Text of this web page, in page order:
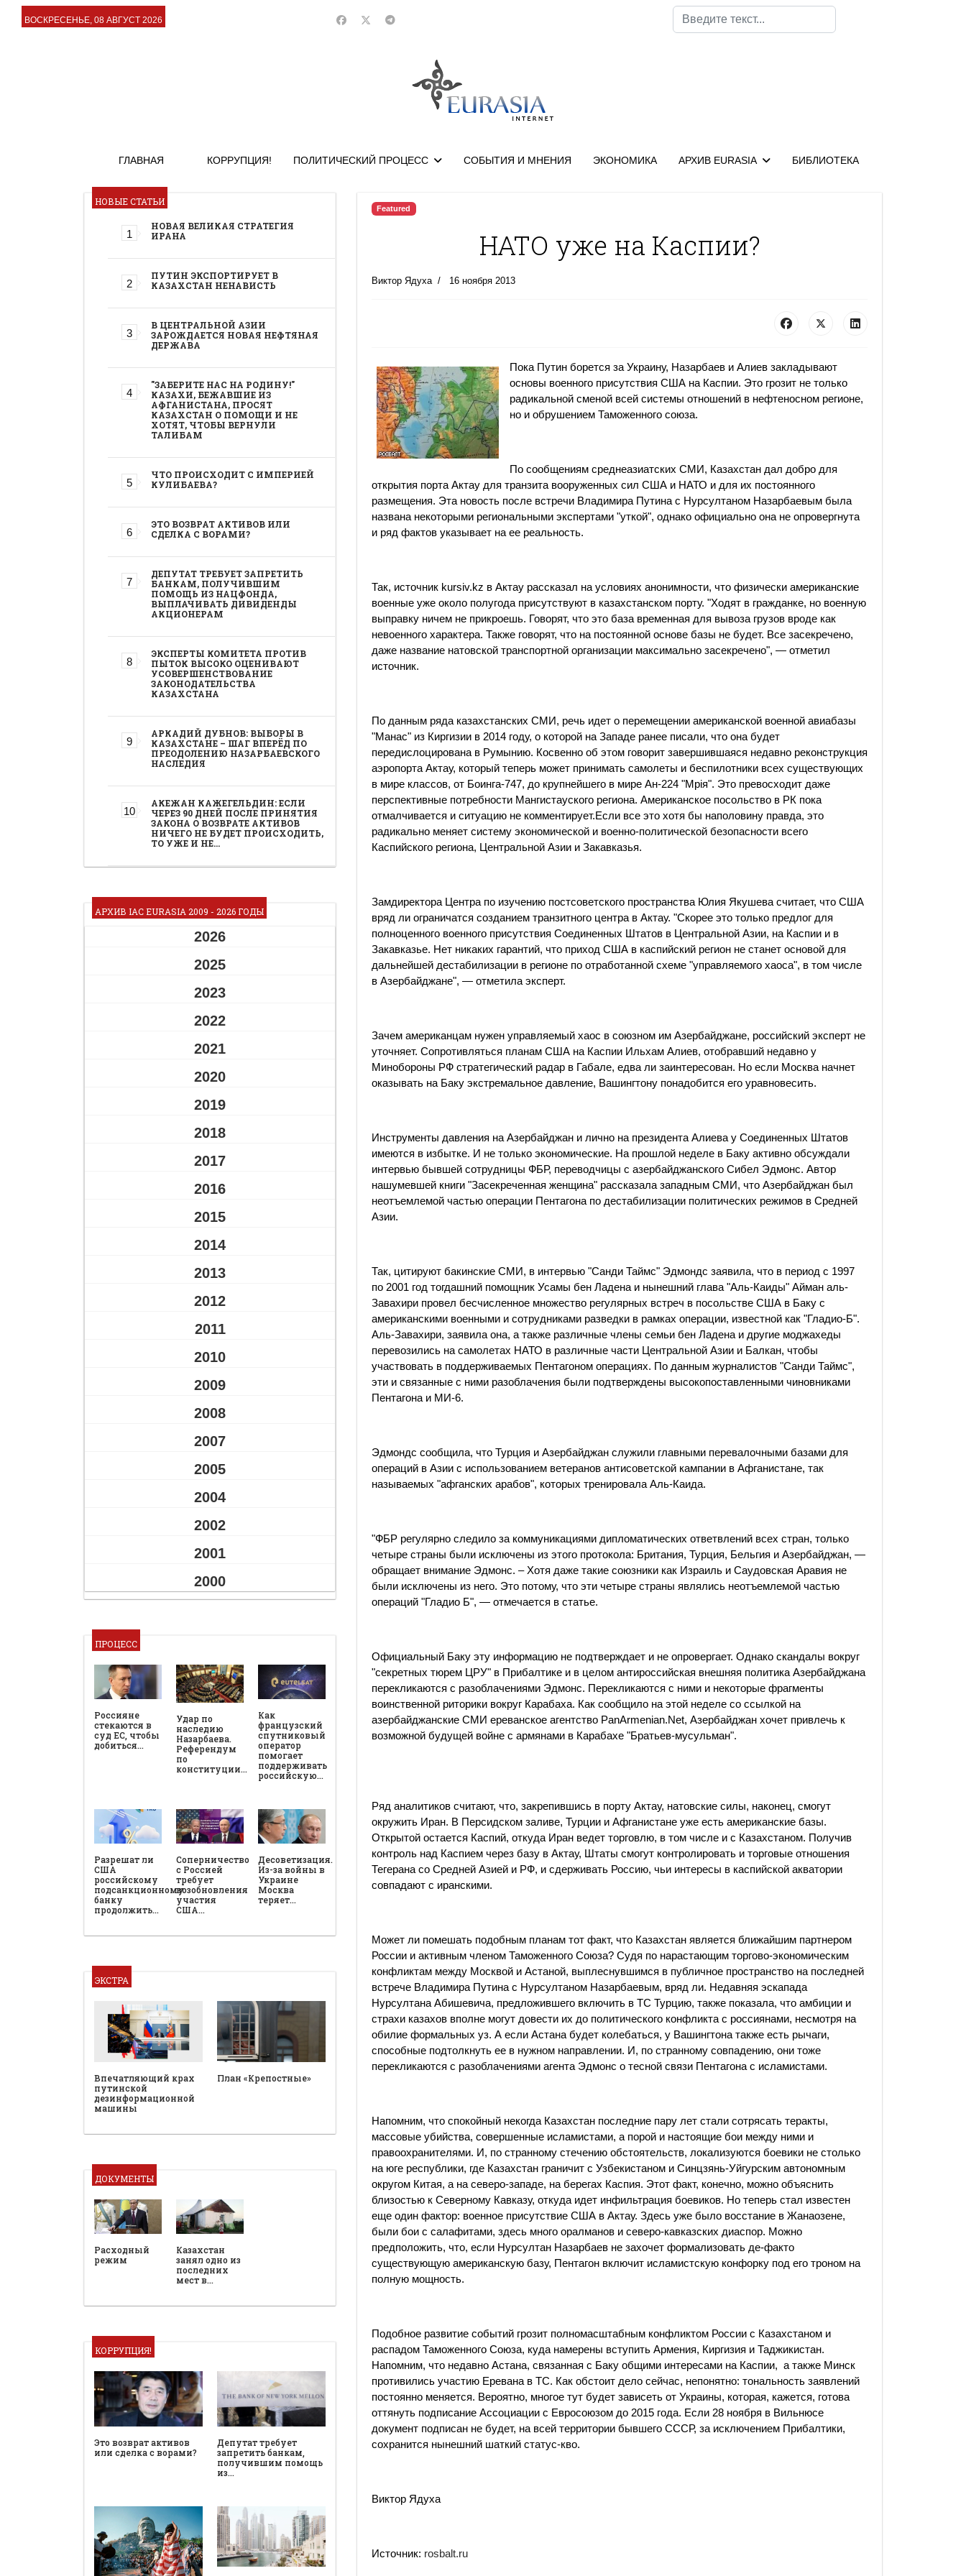
ВОСКРЕСЕНЬЕ, 08 АВГУСТ 2026
Поиск
ГЛАВНАЯ КОРРУПЦИЯ! ПОЛИТИЧЕСКИЙ ПРОЦЕСС СОБЫТИЯ И МНЕНИЯ ЭКОНОМИКА АРХИВ EURASIA БИБЛИОТЕКА
НОВЫЕ СТАТЬИ
НОВАЯ ВЕЛИКАЯ СТРАТЕГИЯ
ИРАНА
ПУТИН ЭКСПОРТИРУЕТ В
КАЗАХСТАН НЕНАВИСТЬ
В ЦЕНТРАЛЬНОЙ АЗИИ
ЗАРОЖДАЕТСЯ НОВАЯ НЕФТЯНАЯ
ДЕРЖАВА
"ЗАБЕРИТЕ НАС НА РОДИНУ!"
КАЗАХИ, БЕЖАВШИЕ ИЗ
АФГАНИСТАНА, ПРОСЯТ
КАЗАХСТАН О ПОМОЩИ И НЕ
ХОТЯТ, ЧТОБЫ ВЕРНУЛИ
ТАЛИБАМ
ЧТО ПРОИСХОДИТ С ИМПЕРИЕЙ
КУЛИБАЕВА?
ЭТО ВОЗВРАТ АКТИВОВ ИЛИ
СДЕЛКА С ВОРАМИ?
ДЕПУТАТ ТРЕБУЕТ ЗАПРЕТИТЬ
БАНКАМ, ПОЛУЧИВШИМ
ПОМОЩЬ ИЗ НАЦФОНДА,
ВЫПЛАЧИВАТЬ ДИВИДЕНДЫ
АКЦИОНЕРАМ
ЭКСПЕРТЫ КОМИТЕТА ПРОТИВ
ПЫТОК ВЫСОКО ОЦЕНИВАЮТ
УСОВЕРШЕНСТВОВАНИЕ
ЗАКОНОДАТЕЛЬСТВА
КАЗАХСТАНА
АРКАДИЙ ДУБНОВ: ВЫБОРЫ В
КАЗАХСТАНЕ – ШАГ ВПЕРЁД ПО
ПРЕОДОЛЕНИЮ НАЗАРБАЕВСКОГО
НАСЛЕДИЯ
АКЕЖАН КАЖЕГЕЛЬДИН: ЕСЛИ
ЧЕРЕЗ 90 ДНЕЙ ПОСЛЕ ПРИНЯТИЯ
ЗАКОНА О ВОЗВРАТЕ АКТИВОВ
НИЧЕГО НЕ БУДЕТ ПРОИСХОДИТЬ,
ТО УЖЕ И НЕ…
АРХИВ IAC EURASIA 2009 - 2026 ГОДЫ
2026
2025
2023
2022
2021
2020
2019
2018
2017
2016
2015
2014
2013
2012
2011
2010
2009
2008
2007
2005
2004
2002
2001
2000
ПРОЦЕСС
Россияне
стекаются в
суд ЕС, чтобы
добиться…
Удар по
наследию
Назарбаева.
Референдум
по
конституции…
Как
французский
спутниковый
оператор
помогает
поддерживать
российскую…
Разрешат ли
США
российскому
подсанкционному
банку
продолжить…
Соперничество
с Россией
требует
возобновления
участия
США…
Десоветизация.
Из-за войны в
Украине
Москва
теряет…
ЭКСТРА
Впечатляющий крах
путинской
дезинформационной
машины
План «Крепостные»
ДОКУМЕНТЫ
Расходный
режим
Казахстан
занял одно из
последних
мест в…
КОРРУПЦИЯ!
Это возврат активов
или сделка с ворами?
Депутат требует
запретить банкам,
получившим помощь
из…
Featured
НАТО уже на Каспии?
Виктор Ядуха 16 ноября 2013
Пока Путин борется за Украину, Назарбаев и Алиев закладывают
основы военного присутствия США на Каспии. Это грозит не только
радикальной сменой всей системы отношений в нефтеносном регионе,
но и обрушением Таможенного союза.
По сообщениям среднеазиатских СМИ, Казахстан дал добро для
открытия порта Актау для транзита вооруженных сил США и НАТО и для их постоянного
размещения. Эта новость после встречи Владимира Путина с Нурсултаном Назарбаевым была
названа некоторыми региональными экспертами "уткой", однако официально она не опровергнута
и ряд фактов указывает на ее реальность.
Так, источник kursiv.kz в Актау рассказал на условиях анонимности, что физически американские
военные уже около полугода присутствуют в казахстанском порту. "Ходят в гражданке, но военную
выправку ничем не прикроешь. Говорят, что это база временная для вывоза грузов вроде как
невоенного характера. Также говорят, что на постоянной основе базы не будет. Все засекречено,
даже название натовской транспортной организации максимально засекречено", — отметил
источник.
По данным ряда казахстанских СМИ, речь идет о перемещении американской военной авиабазы
"Манас" из Киргизии в 2014 году, о которой на Западе ранее писали, что она будет
передислоцирована в Румынию. Косвенно об этом говорит завершившаяся недавно реконструкция
аэропорта Актау, который теперь может принимать самолеты и беспилотники всех существующих
в мире классов, от Боинга-747, до крупнейшего в мире Ан-224 "Мрiя". Это превосходит даже
перспективные потребности Мангистауского региона. Американское посольство в РК пока
отмалчивается и ситуацию не комментирует.Если все это хотя бы наполовину правда, это
радикально меняет систему экономической и военно-политической безопасности всего
Каспийского региона, Центральной Азии и Закавказья.
Замдиректора Центра по изучению постсоветского пространства Юлия Якушева считает, что США
вряд ли ограничатся созданием транзитного центра в Актау. "Скорее это только предлог для
полноценного военного присутствия Соединенных Штатов в Центральной Азии, на Каспии и в
Закавказье. Нет никаких гарантий, что приход США в каспийский регион не станет основой для
дальнейшей дестабилизации в регионе по отработанной схеме "управляемого хаоса", в том числе
в Азербайджане", — отметила эксперт.
Зачем американцам нужен управляемый хаос в союзном им Азербайджане, российский эксперт не
уточняет. Сопротивляться планам США на Каспии Ильхам Алиев, отобравший недавно у
Минобороны РФ стратегический радар в Габале, едва ли заинтересован. Но если Москва начнет
оказывать на Баку экстремальное давление, Вашингтону понадобится его уравновесить.
Инструменты давления на Азербайджан и лично на президента Алиева у Соединенных Штатов
имеются в избытке. И не только экономические. На прошлой неделе в Баку активно обсуждали
интервью бывшей сотрудницы ФБР, переводчицы с азербайджанского Сибел Эдмонс. Автор
нашумевшей книги "Засекреченная женщина" рассказала западным СМИ, что Азербайджан был
неотъемлемой частью операции Пентагона по дестабилизации политических режимов в Средней
Азии.
Так, цитируют бакинские СМИ, в интервью "Санди Таймс" Эдмондс заявила, что в период с 1997
по 2001 год тогдашний помощник Усамы бен Ладена и нынешний глава "Аль-Каиды" Айман аль-
Завахири провел бесчисленное множество регулярных встреч в посольстве США в Баку с
американскими военными и сотрудниками разведки в рамках операции, известной как "Гладио-Б".
Аль-Завахири, заявила она, а также различные члены семьи бен Ладена и другие моджахеды
перевозились на самолетах НАТО в различные части Центральной Азии и Балкан, чтобы
участвовать в поддерживаемых Пентагоном операциях. По данным журналистов "Санди Таймс",
эти и связанные с ними разоблачения были подтверждены высокопоставленными чиновниками
Пентагона и МИ-6.
Эдмондс сообщила, что Турция и Азербайджан служили главными перевалочными базами для
операций в Азии с использованием ветеранов антисоветской кампании в Афганистане, так
называемых "афганских арабов", которых тренировала Аль-Каида.
"ФБР регулярно следило за коммуникациями дипломатических ответвлений всех стран, только
четыре страны были исключены из этого протокола: Британия, Турция, Бельгия и Азербайджан, —
обращает внимание Эдмонс. – Хотя даже такие союзники как Израиль и Саудовская Аравия не
были исключены из него. Это потому, что эти четыре страны являлись неотъемлемой частью
операций "Гладио Б", — отмечается в статье.
Официальный Баку эту информацию не подтверждает и не опровергает. Однако скандалы вокруг
"секретных тюрем ЦРУ" в Прибалтике и в целом антироссийская внешняя политика Азербайджана
перекликаются с разоблачениями Эдмонс. Перекликаются с ними и некоторые фрагменты
воинственной риторики вокруг Карабаха. Как сообщило на этой неделе со ссылкой на
азербайджанские СМИ ереванское агентство PanArmenian.Net, Азербайджан хочет привлечь к
возможной будущей войне с армянами в Карабахе "Братьев-мусульман".
Ряд аналитиков считают, что, закрепившись в порту Актау, натовские силы, наконец, смогут
окружить Иран. В Персидском заливе, Турции и Афганистане уже есть американские базы.
Открытой остается Каспий, откуда Иран ведет торговлю, в том числе и с Казахстаном. Получив
контроль над Каспием через базу в Актау, Штаты смогут контролировать и торговые отношения
Тегерана со Средней Азией и РФ, и сдерживать Россию, чьи интересы в каспийской акватории
совпадают с иранскими.
Может ли помешать подобным планам тот факт, что Казахстан является ближайшим партнером
России и активным членом Таможенного Союза? Судя по нарастающим торгово-экономическим
конфликтам между Москвой и Астаной, выплеснувшимся в публичное пространство на последней
встрече Владимира Путина с Нурсултаном Назарбаевым, вряд ли. Недавняя эскапада
Нурсултана Абишевича, предложившего включить в ТС Турцию, также показала, что амбиции и
страхи казахов вполне могут довести их до политического конфликта с россиянами, несмотря на
обилие формальных уз. А если Астана будет колебаться, у Вашингтона также есть рычаги,
способные подтолкнуть ее в нужном направлении. И, по странному совпадению, они тоже
перекликаются с разоблачениями агента Эдмонс о тесной связи Пентагона с исламистами.
Напомним, что спокойный некогда Казахстан последние пару лет стали сотрясать теракты,
массовые убийства, совершенные исламистами, а порой и настоящие бои между ними и
правоохранителями. И, по странному стечению обстоятельств, локализуются боевики не столько
на юге республики, где Казахстан граничит с Узбекистаном и Синцзянь-Уйгурским автономным
округом Китая, а на северо-западе, на берегах Каспия. Этот факт, конечно, можно объяснить
близостью к Северному Кавказу, откуда идет инфильтрация боевиков. Но теперь стал известен
еще один фактор: военное присутствие США в Актау. Здесь уже было восстание в Жанаозене,
были бои с салафитами, здесь много оралманов и северо-кавказских диаспор. Можно
предположить, что, если Нурсултан Назарбаев не захочет формализовать де-факто
существующую американскую базу, Пентагон включит исламистскую конфорку под его троном на
полную мощность.
Подобное развитие событий грозит полномасштабным конфликтом России с Казахстаном и
распадом Таможенного Союза, куда намерены вступить Армения, Киргизия и Таджикистан.
Напомним, что недавно Астана, связанная с Баку общими интересами на Каспии, а также Минск
противились участию Еревана в ТС. Как обстоит дело сейчас, непонятно: тональность заявлений
постоянно меняется. Вероятно, многое тут будет зависеть от Украины, которая, кажется, готова
оттянуть подписание Ассоциации с Евросоюзом до 2015 года. Если 28 ноября в Вильнюсе
документ подписан не будет, на всей территории бывшего СССР, за исключением Прибалтики,
сохранится нынешний шаткий статус-кво.
Виктор Ядуха
Источник: rosbalt.ru